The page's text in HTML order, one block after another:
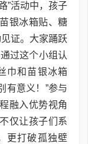
”活动中，孩子
银冰箱贴、糖
证。大家踊跃
过这个小组认
巾和苗银冰箱
有意义！”参与
融入优势视角
仅让孩子们系
更打破孤独壁